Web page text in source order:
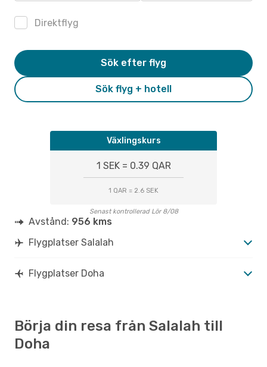
Direktflyg
Sök flyg + hotell
Sök efter flyg
Växlingskurs
1 SEK = 0.39 QAR
1 QAR = 2.6 SEK
Senast kontrollerad Lör 8/08
Avstånd: 956 kms
Flygplatser Salalah
Flygplatser Doha
Börja din resa från Salalah till
Doha